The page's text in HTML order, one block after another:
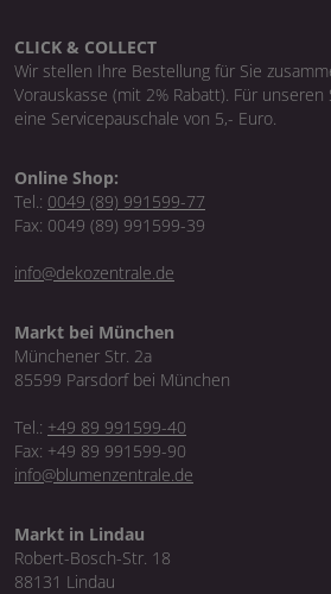
CLICK & COLLECT
Wir stellen Ihre Bestellung für Sie
Vorauskasse (mit 2% Rabatt). Für
eine Servicepauschale von 5,- Euro.
Online Shop:
Tel.: 0049 (89) 991599-77
Fax: 0049 (89) 991599-39
info@dekozentrale.de
Markt bei München
Münchener Str. 2a
85599 Parsdorf bei München
Tel.: +49 89 991599-40
Fax: +49 89 991599-90
info@blumenzentrale.de
Markt in Lindau
Robert-Bosch-Str. 18
88131 Lindau